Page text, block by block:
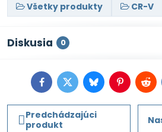
Všetky produkty
CR-V
Diskusia 0
FacebookTwitterBlueskyPinterest
Predchádzajúci
produkt